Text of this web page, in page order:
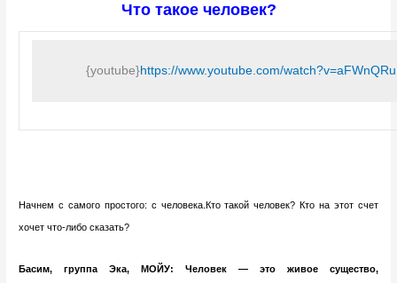
Что такое человек?
{youtube}https://www.youtube.com/
Начнем с самого простого: с человека.Кто такой человек? Кто на этот счет
хочет что-либо сказать?
Басим, группа Эка, МОЙУ: Человек — это живое существо,